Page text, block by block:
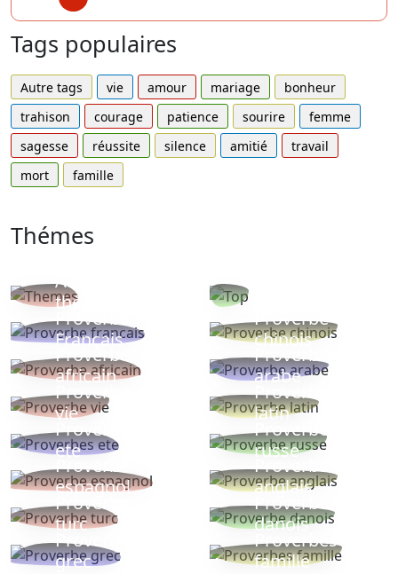
Tags populaires
Autre tags vie amour mariage
bonheur
trahison
courage patience sourire
femme
sagesse
réussite silence amitié
travail
mort
famille
Thémes
Autres
thèmes
Proverbe
Français
Proverbe
chinois
Proverbe
africain
Proverbe
arabe
Proverbe
vie
Proverbe
latin
Proverbes
ete
Proverbe
russe
Proverbe
espagnol
Proverbe
anglais
Proverbe
turc
Proverbe
danois
Proverbe
grec
Proverbes
famille